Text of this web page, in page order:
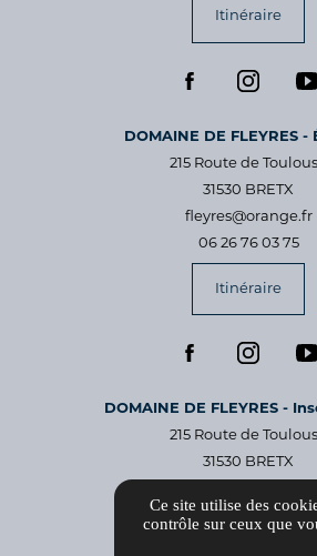
Itinéraire
DOMAINE DE FLEYRES -
215 Route de
31530 BRETX
fleyres@orange.fr
06 26 76 03 75
Itinéraire
​DOMAINE DE FLEYRES -
215 Route de
31530 BRETX
Ce site utilise des
contrôle sur ceux que